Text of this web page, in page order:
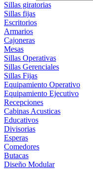
Sillas giratorias
Sillas fijas
Escritorios
Armarios
Cajoneras
Mesas
Sillas Operativas
Sillas Gerenciales
Sillas Fijas
Equipamiento Operativo
Equipamiento Ejecutivo
Recepciones
Cabinas Acusticas
Educativos
Divisorias
Esperas
Comedores
Butacas
Diseño Modular